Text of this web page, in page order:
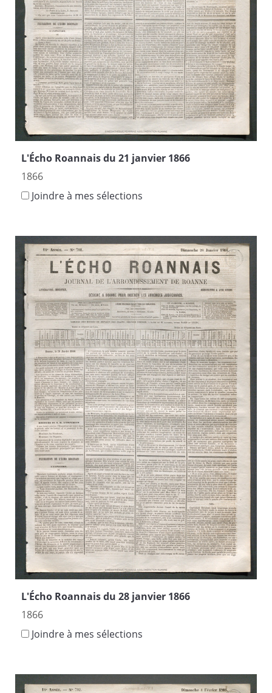
L'Écho Roannais du 21 janvier 1866
1866
Joindre à mes sélections
L'Écho Roannais du 28 janvier 1866
1866
Joindre à mes sélections